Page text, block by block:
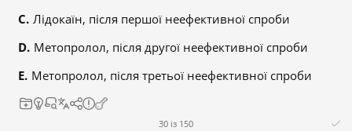
Лідокаїн, після першої неефективної спроби
Метопролол, після другої неефективної спроби
Метопролол, після третьої неефективної спроби
30 із 150